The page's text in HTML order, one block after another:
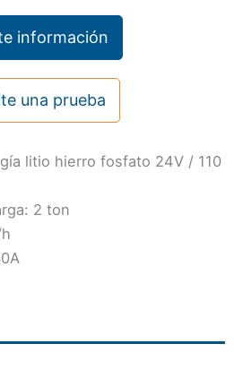
información
una prueba
litio hierro fosfato 24V / 110
2 ton